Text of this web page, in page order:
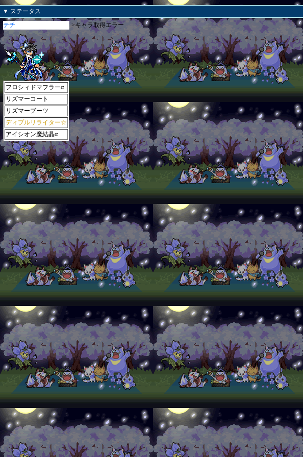
▼ ステータス
テチ
フロシィドマフラーα
リズマーコート
リズマーブーツ
ディプルリライター☆
アイシオン魔結晶α
>キャラ取得エラー